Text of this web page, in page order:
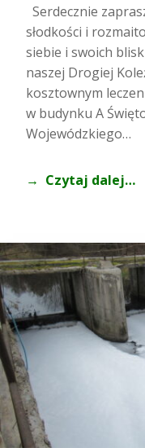
Serdecznie
słodkości i
siebie i swoich
naszej Drogiej
kosztownym
w budynku A
Wojewódzkiego…
Czytaj dalej…